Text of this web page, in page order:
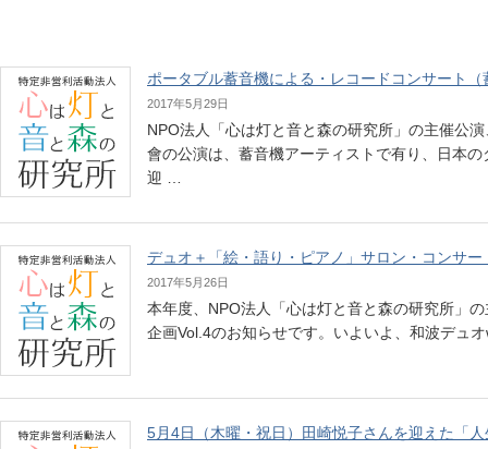
ポータブル蓄音機による・レコードコンサート（
2017年5月29日
NPO法人「心は灯と音と森の研究所」の主催公
會の公演は、蓄音機アーティストで有り、日本
迎 …
デュオ＋「絵・語り・ピアノ」サロン・コンサー
2017年5月26日
本年度、NPO法人「心は灯と音と森の研究所」
企画Vol.4のお知らせです。いよいよ、和波デュ
5月4日（木曜・祝日）田崎悦子さんを迎えた「